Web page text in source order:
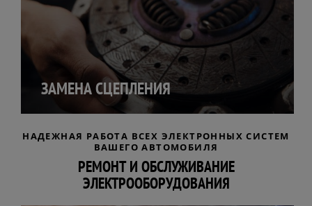
ЗАМЕНА СЦЕПЛЕНИЯ
НАДЕЖНАЯ РАБОТА ВСЕХ ЭЛЕКТРОННЫХ СИСТЕМ
ВАШЕГО АВТОМОБИЛЯ
РЕМОНТ И ОБСЛУЖИВАНИЕ
ЭЛЕКТРООБОРУДОВАНИЯ